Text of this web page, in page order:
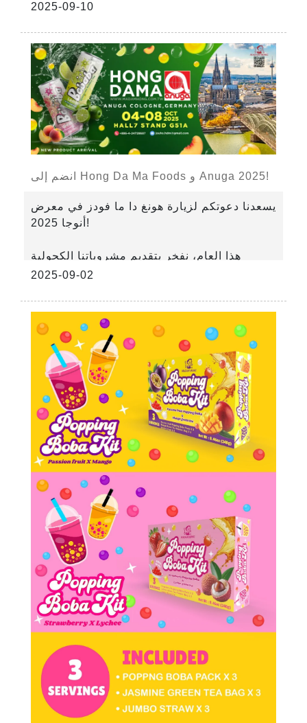
2025-09-10
انضم إلى Hong Da Ma Foods و Anuga 2025!
يسعدنا دعوتكم لزيارة هونغ دا ما فودز في معرض
أنوجا 2025!
هذا العام، نفخر بتقديم مشروباتنا الكحولية
الجديدة كليًا ومنتجات بوبا الفوارة. جرّبوا نكهاتنا
والإبداع على عالم المشروبات.
2025-09-02